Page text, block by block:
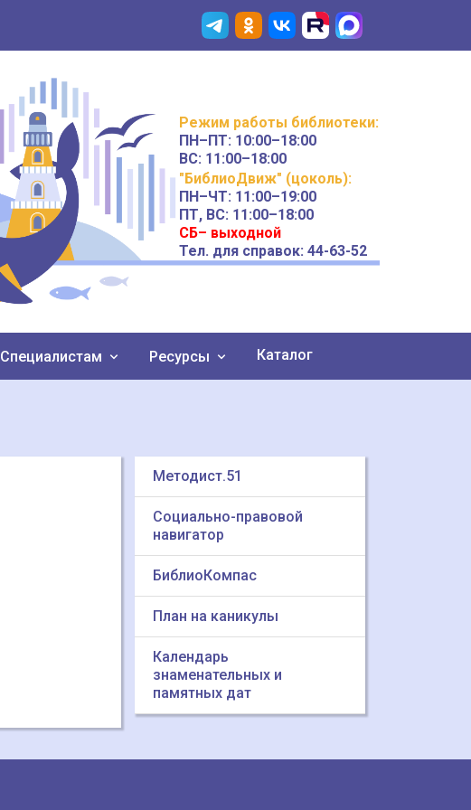
Режим работы библиотеки:
ПН–ПТ: 10:00–18:00
ВС: 11:00–18:00
"БиблиоДвиж" (цоколь):
ПН–ЧТ: 11:00–19:00
ПТ, ВС: 11:00–18:00
СБ– выходной
Тел. для справок: 44-63-52
Специалистам Ресурсы Каталог
Методист.51
Социально-правовой
навигатор
БиблиоКомпас
План на каникулы
Календарь
знаменательных и
памятных дат